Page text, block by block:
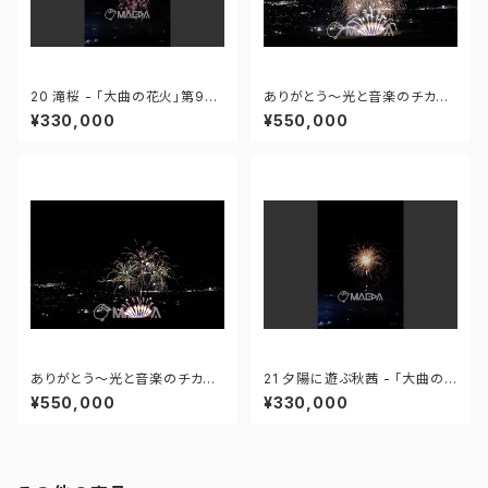
20 滝桜 - 「大曲の花火」第96
回全国花火競技大会 - 172558
419995110
¥330,000
ありがとう～光と音楽のチカラ
～ - 大曲の花火―春の章―「新
作花火コレクション2024 世界
¥550,000
ありがとう～光と音楽のチカラ
～ - 大曲の花火―春の章―「新
作花火コレクション2024 世界
¥550,000
21 夕陽に遊ぶ秋茜 - 「大曲の
花火」第96回全国花火競技大会
- 172558419949425
¥330,000